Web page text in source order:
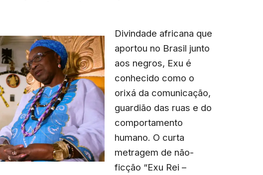
Divindade africana que
aportou no Brasil junto
aos negros, Exu é
conhecido como o
orixá da comunicação,
guardião das ruas e do
comportamento
humano. O curta
metragem de não-
ficção “Exu Rei –